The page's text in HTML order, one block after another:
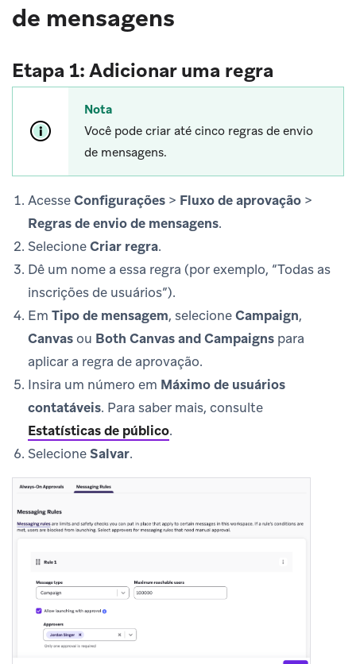
de mensagens
Etapa 1: Adicionar uma regra
Nota
Você pode criar até cinco regras de envio
de mensagens.
AcesseConfigurações > Fluxo de aprovação >
Regras de envio de mensagens.
SelecioneCriar regra.
Dê um nome a essa regra (por exemplo, “Todas as
inscrições de usuários”).
Em Tipo de mensagem, selecioneCampaign,
Canvasou Both Canvas and Campaigns para
aplicar a regra de aprovação.
Insira um número em Máximo de usuários
contatáveis. Para saber mais, consulte
Estatísticas de público.
SelecioneSalvar.